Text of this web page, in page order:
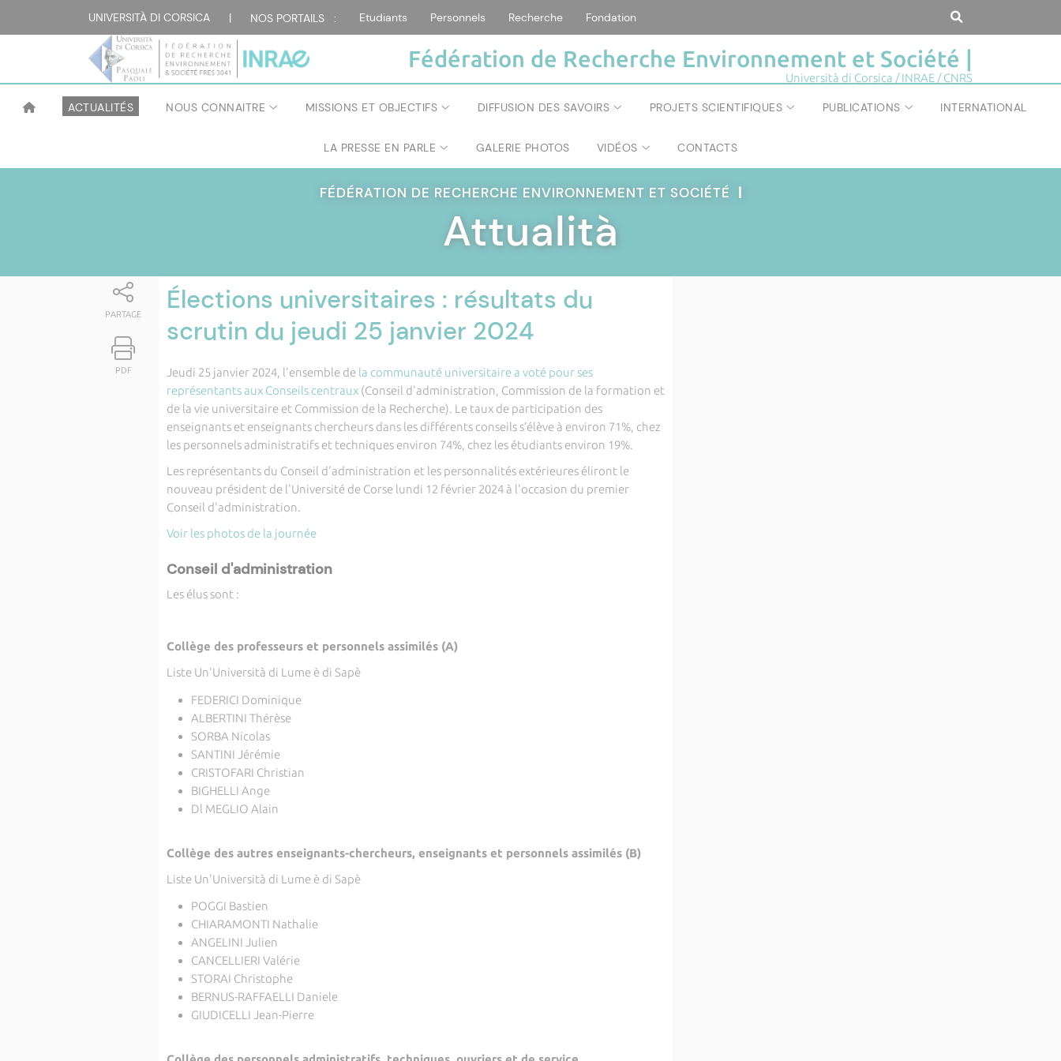
UNIVERSITÀ DI CORSICA | NOS PORTAILS : Etudiants Personnels Recherche Fondation
Fédération de Recherche Environnement et Société |
Università di Corsica / INRAE / CNRS
ACTUALITÉS NOUS CONNAITRE MISSIONS ET OBJECTIFS DIFFUSION DES SAVOIRS PROJETS SCIENTIFIQUES PUBLICATIONS INTERNATIONAL
LA PRESSE EN PARLE GALERIE PHOTOS VIDÉOS CONTACTS
FÉDÉRATION DE RECHERCHE ENVIRONNEMENT ET SOCIÉTÉ |
Attualità
PARTAGE
PDF
Élections universitaires : résultats du
scrutin du jeudi 25 janvier 2024
Jeudi 25 janvier 2024, l'ensemble de la communauté universitaire a voté pour ses
représentants aux Conseils centraux(Conseil d'administration, Commission de la formation et
de la vie universitaire et Commission de la Recherche). Le taux de participation des
enseignants et enseignants chercheurs dans les différents conseils s’élève à environ 71%, chez
les personnels administratifs et techniques environ 74%, chez les étudiants environ 19%.
Les représentants du Conseil d'administration et les personnalités extérieures éliront le
nouveau président de l'Université de Corse lundi 12 février 2024 à l'occasion du premier
Conseil d'administration.
Voir les photos de la journée
Conseil d'administration
Les élus sont :
Collège des professeurs et personnels assimilés (A)
Liste Un'Università di Lume è di Sapè
FEDERICI Dominique
ALBERTINI Thérèse
SORBA Nicolas
SANTINI Jérémie
CRISTOFARI Christian
BIGHELLI Ange
Dl MEGLIO Alain
Collège des autres enseignants-chercheurs, enseignants et personnels assimilés (B)
Liste Un'Università di Lume è di Sapè
POGGI Bastien
CHIARAMONTI Nathalie
ANGELINI Julien
CANCELLIERI Valérie
STORAI Christophe
BERNUS-RAFFAELLI Daniele
GIUDICELLI Jean-Pierre